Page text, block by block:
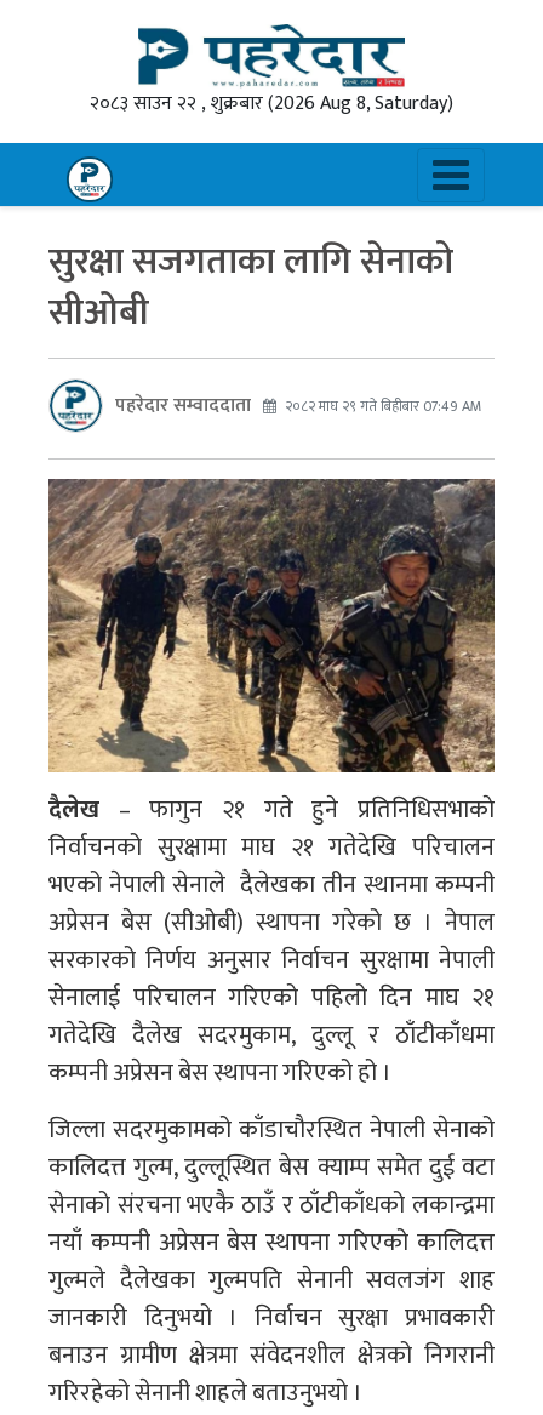
२०८३ साउन २२ , शुक्रबार(2026 Aug 8, Saturday)
सुरक्षा सजगताका लागि सेनाको
सीओबी
पहरेदार सम्वाददाता २०८२ माघ २९ गते बिहीबार 07:49 AM
दैलेख – फागुन २१ गते हुने प्रतिनिधिसभाकाे
निर्वाचनको सुरक्षामा माघ २१ गतेदेखि परिचालन
भएको नेपाली सेनाले दैलेखका तीन स्थानमा कम्पनी
अप्रेसन बेस (सीओबी) स्थापना गरेको छ । नेपाल
सरकारको निर्णय अनुसार निर्वाचन सुरक्षामा नेपाली
सेनालाई परिचालन गरिएको पहिलो दिन माघ २१
गतेदेखि दैलेख सदरमुकाम, दुल्लू र ठाँटीकाँधमा
कम्पनी अप्रेसन बेस स्थापना गरिएको हो ।
जिल्ला सदरमुकामको काँडाचौरस्थित नेपाली सेनाको
कालिदत्त गुल्म, दुल्लूस्थित बेस क्याम्प समेत दुई वटा
सेनाको संरचना भएकै ठाउँ र ठाँटीकाँधको लकान्द्रमा
नयाँ कम्पनी अप्रेसन बेस स्थापना गरिएको कालिदत्त
गुल्मले दैलेखका गुल्मपति सेनानी सवलजंग शाह
जानकारी दिनुभयो । निर्वाचन सुरक्षा प्रभावकारी
बनाउन ग्रामीण क्षेत्रमा संवेदनशील क्षेत्रको निगरानी
गरिरहेको सेनानी शाहले बताउनुभयाे ।